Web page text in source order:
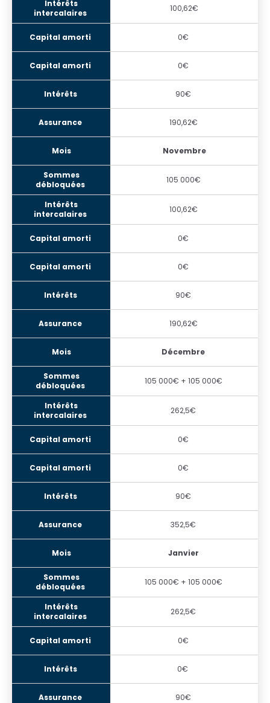
100,62€
0€
0€
90€
190,62€
Novembre
105 000€
100,62€
0€
0€
90€
190,62€
Décembre
105 000€ + 105 000€
262,5€
0€
0€
90€
352,5€
Janvier
105 000€ + 105 000€
262,5€
0€
0€
90€